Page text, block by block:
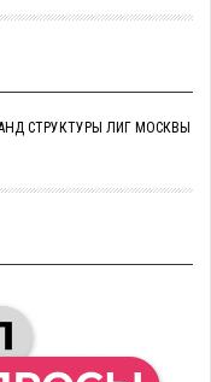
СТРУКТУРЫ ЛИГ МОСКВЫ